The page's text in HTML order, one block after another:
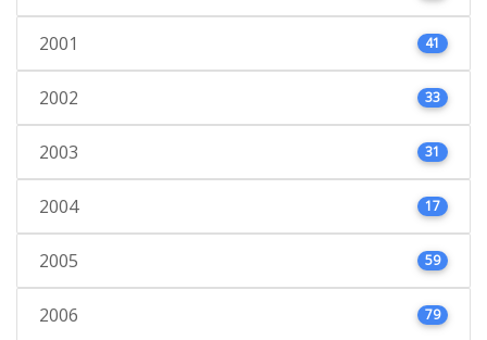
2001 41
2002 33
2003 31
2004 17
2005 59
2006 79